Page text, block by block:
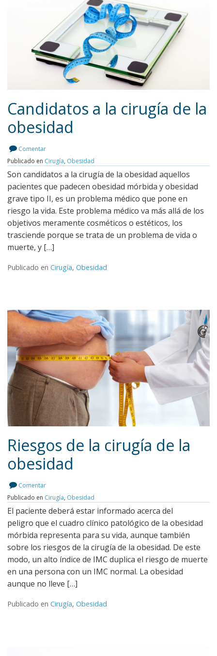
Candidatos a la cirugía de la
obesidad
Comentar
Publicado en Cirugía, Obesidad
Son candidatos a la cirugía de la obesidad aquellos
pacientes que padecen obesidad mórbida y obesidad
grave tipo II, es un problema médico que pone en
riesgo la vida. Este problema médico va más allá de los
objetivos meramente cosméticos o estéticos, los
trasciende porque se trata de un problema de vida o
muerte, y […]
Publicado en Cirugía, Obesidad
Riesgos de la cirugía de la
obesidad
Comentar
Publicado en Cirugía, Obesidad
El paciente deberá estar informado acerca del
peligro que el cuadro clínico patológico de la obesidad
mórbida representa para su vida, aunque también
sobre los riesgos de la cirugía de la obesidad. De este
modo, un alto índice de IMC duplica el riesgo de muerte
en una persona con un IMC normal. La obesidad
aunque no lleve […]
Publicado en Cirugía, Obesidad